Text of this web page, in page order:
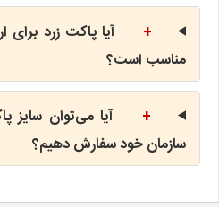
+
آیا پاکت زرد
مناسب است؟
+
آیا می‌توان سایز
سازمان خود سفارش دهیم؟